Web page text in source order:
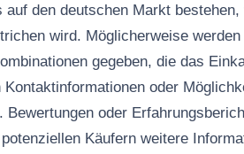
den deutschen Markt
wird. Möglicherweise
gegeben, die das
oder
Bewertungen oder
Käufern weitere